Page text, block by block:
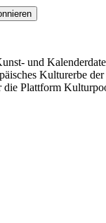
und
Kulturerbe
die Plattform